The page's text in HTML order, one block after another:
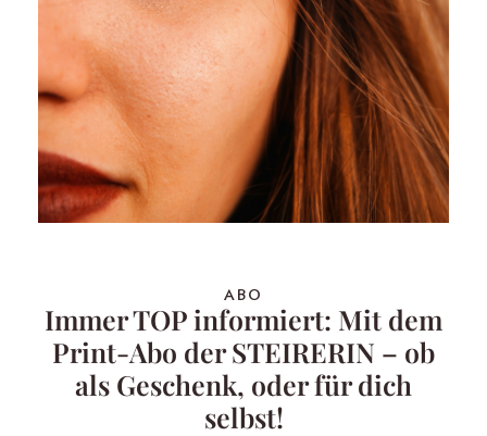
ABO
Immer TOP informiert: Mit dem
Print-Abo der STEIRERIN – ob
als Geschenk, oder für dich
selbst!